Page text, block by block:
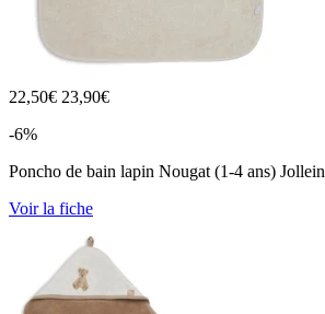
22,50€ 23,90€
-6%
Poncho de bain lapin Nougat (1-4 ans) Jollein
Voir la fiche